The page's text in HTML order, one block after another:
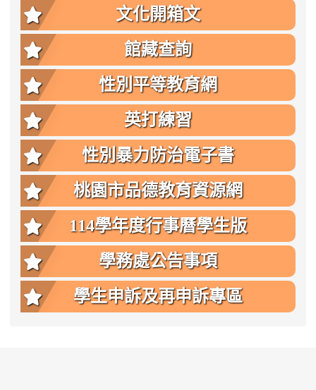
文化開箱文
館藏查詢
性別平等教育網
英打練習
性別暴力防治電子書
桃園市品德教育資源網
114學年度行事曆學生版
學務處公告事項
學生申訴及再申訴專區